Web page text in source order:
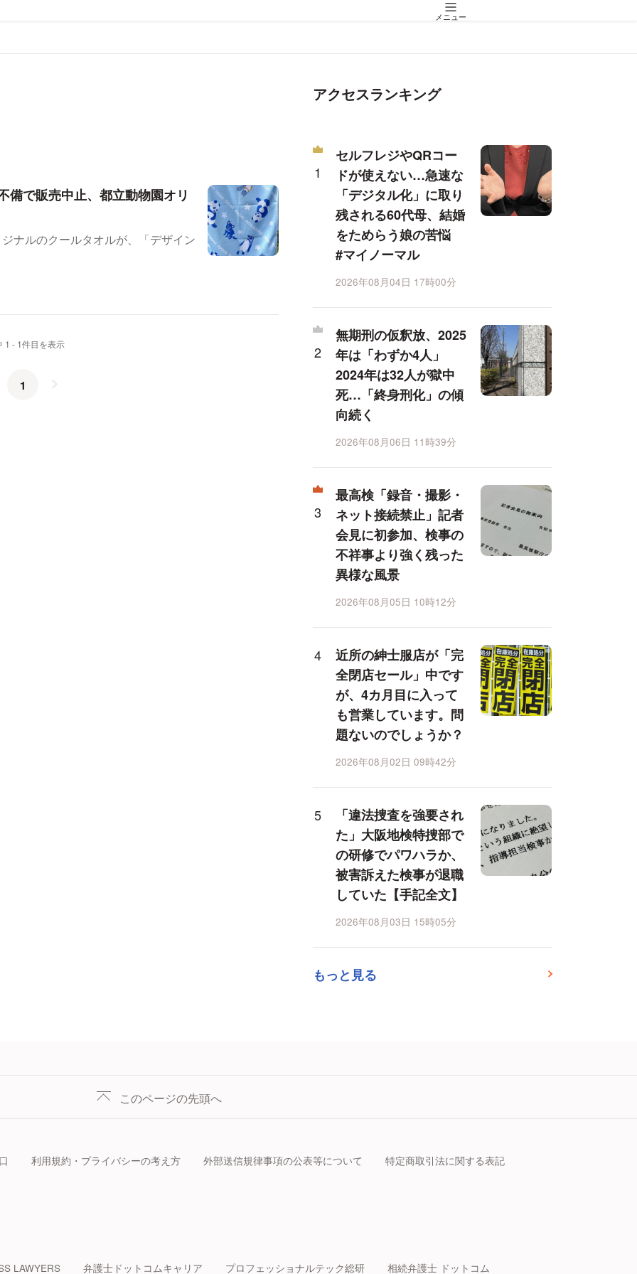
メニュー
備で販売中止、都立動物園オリ
ナルのクールタオルが、「デザイン
1 - 1件目を表示
1
アクセスランキング
セルフレジやQRコー
ドが使えない…急速な
「デジタル化」に取り
残される60代母、結婚
をためらう娘の苦悩
#マイノーマル
2026年08月04日 17時00分
無期刑の仮釈放、2025
年は「わずか4人」
2024年は32人が獄中
死…「終身刑化」の傾
向続く
2026年08月06日 11時39分
最高検「録音・撮影・
ネット接続禁止」記者
会見に初参加、検事の
不祥事より強く残った
異様な風景
2026年08月05日 10時12分
近所の紳士服店が「完
全閉店セール」中です
が、4カ月目に入って
も営業しています。問
題ないのでしょうか？
2026年08月02日 09時42分
「違法捜査を強要され
た」大阪地検特捜部で
の研修でパワハラか、
被害訴えた検事が退職
していた【手記全文】
2026年08月03日 15時05分
もっと見る
このページの先頭へ
利用規約・プライバシーの考え方 外部送信規律事項の公表等について 特定商取引法に関する表記
LAWYERS 弁護士ドットコムキャリア プロフェッショナルテック総研 相続弁護士 ドットコム